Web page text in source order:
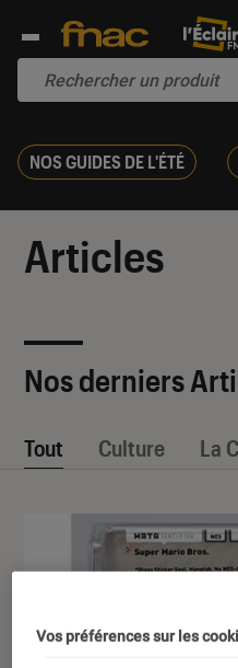
NOS GUIDES DE L'ÉTÉ
Articles
Nos derniers
Tout Culture La
Vos préférences sur les